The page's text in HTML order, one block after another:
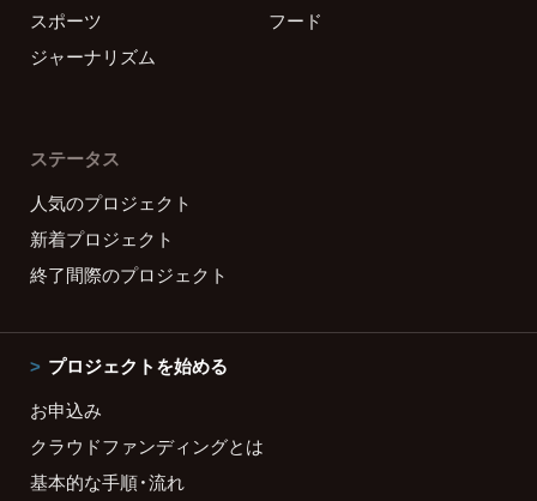
スポーツ
フード
ジャーナリズム
ステータス
人気のプロジェクト
新着プロジェクト
終了間際のプロジェクト
プロジェクトを始める
お申込み
クラウドファンディングとは
基本的な手順・流れ